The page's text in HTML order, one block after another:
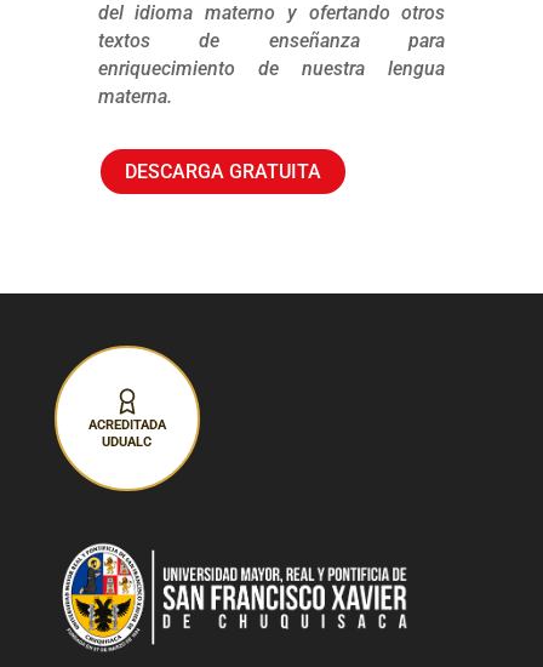
del idioma materno y ofertando otros
textos de enseñanza para
enriquecimiento de nuestra lengua
materna.
DESCARGA GRATUITA
ACREDITADA
UDUALC